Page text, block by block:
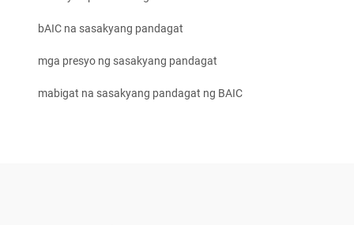
bAIC na sasakyang pandagat
mga presyo ng sasakyang pandagat
mabigat na sasakyang pandagat ng BAIC